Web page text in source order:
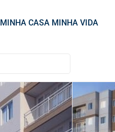
MINHA CASA MINHA VIDA